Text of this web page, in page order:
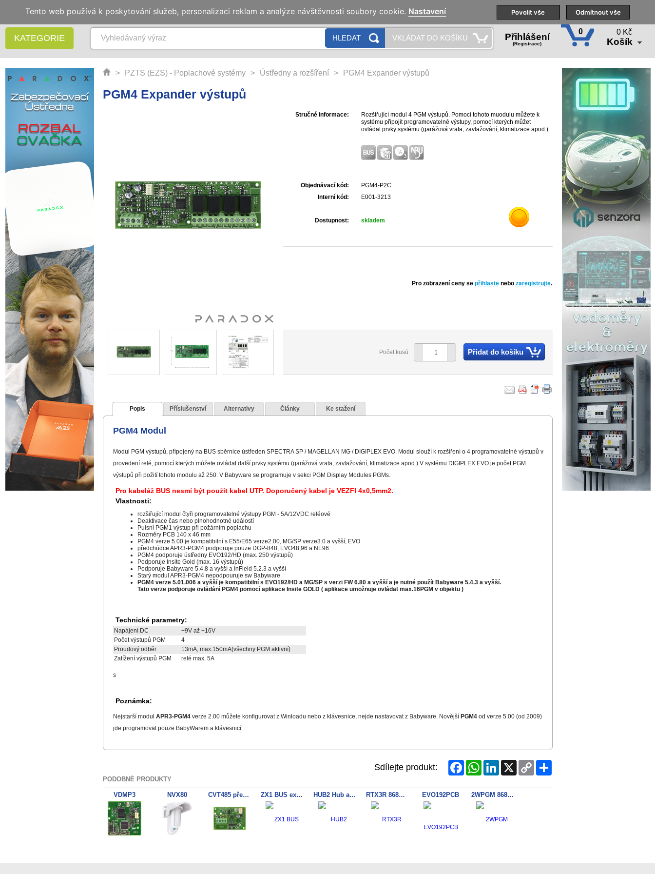
Naše pobočky Technická podpora Školení
KATEGORIE HLEDAT VKLÁDAT DO KOŠÍKU Přihlášení
(Registrace)
0 0 Kč
Košík
> PZTS (EZS) - Poplachové systémy > Ústředny a rozšíření > PGM4 Expander výstupů
PGM4 Expander výstupů
Stručné informace:
Rozšiřující modul 4 PGM výstupů. Pomocí tohoto muodulu můžete k
systému připojit programovatelné výstupy, pomocí kterých můžet
ovládat prvky systému (garážová vrata, zavlažování, klimatizace apod.)
Objednávací kód:
PGM4-P2C
Interní kód:
E001-3213
Dostupnost: skladem
Pro zobrazení ceny se přihlaste nebo zaregistrujte.
Počet kusů: Přidat do košíku
Popis Příslušenství Alternativy Články Ke stažení
PGM4 Modul
Modul PGM výstupů, připojený na BUS sběrnice ústředen SPECTRA SP / MAGELLAN MG / DIGIPLEX EVO. Modul slouží k rozšíření o 4 programovatelné výstupů v
provedení relé, pomocí kterých můžete ovládat další prvky systému (garážová vrata, zavlažování, klimatizace apod.) V systému DIGIPLEX EVO je počet PGM
výstupů při požití tohoto modulu až 250. V Babyware se programuje v sekci PGM Display Modules PGMs.
Pro kabeláž BUS nesmí být použit kabel UTP. Doporučený kabel je VEZFI 4x0,5mm2.
Vlastnosti:
rozšiřující modul čtyři programovatelné výstupy PGM - 5A/12VDC reléové
Deaktivace čas nebo plnohodnotné událostí
Pulsni PGM1 výstup při požárním poplachu
Rozměry PCB 140 x 46 mm
PGM4 verze 5.00 je kompatibilní s E55/E65 verze2.00, MG/SP verze3.0 a vyšší, EVO
předchůdce APR3-PGM4 podporuje pouze DGP-848, EVO48,96 a NE96
PGM4 podporuje ústředny EVO192/HD (max. 250 výstupů)
Podporuje Insite Gold (max. 16 výstupů)
Podporuje Babyware 5.4.8 a vyšší a InField 5.2.3 a vyšší
Starý modul APR3-PGM4 nepodpouruje sw Babyware
PGM4 verze 5.01.006 a vyšší je kompatibilní s EVO192/HD a MG/SP s verzi FW 6.80 a vyšší a je nutné použít Babyware 5.4.3 a vyšší.
Tato verze podporuje ovládání PGM4 pomocí aplikace Insite GOLD ( aplikace umožnuje ovládat max.16PGM v objektu )
Technické parametry:
Napájení DC
+9V až +16V
Počet výstupů PGM
4
Proudový odběr
13mA, max.150mA(všechny PGM aktivní)
Zatížení výstupů PGM
relé max. 5A
s
Poznámka:
Nejstarší modul APR3-PGM4verze 2.00 můžete konfigurovat z Winloadu nebo z klávesnice, nejde nastavovat z Babyware. Novější PGM4od verze 5.00 (od 2009)
jde programovat pouze BabyWarem a klávesnicí.
Sdílejte produkt: FacebookWhatsAppLinkedIn
X
Copy
Link
Share
PODOBNÉ PRODUKTY
VDMP3 NVX80 CVT485 převodník RS485-PCS100 ZX1 BUS expan. 1 ATZ zone HUB2 Hub and Bus Isolator RTX3R 868MHz EVO192PCB 2WPGM 868MHz
Tento web používá k poskytování služeb, personalizaci reklam a analýze návštěvnosti soubory cookie. Nastavení Povolit vše Odmítnout vše